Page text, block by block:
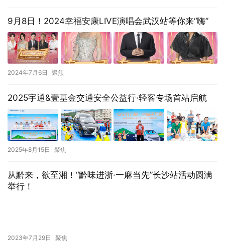
9月8日！2024幸福安康LIVE演唱会武汉站等你来“嗨”
2024年7月6日 聚焦
2025宇通&壹基金交通安全公益行·轻客专场首站启航
2025年8月15日 聚焦
从黔来，欲至湘！“黔味进浙·一麻当先”长沙站活动圆满
举行！
2023年7月29日 聚焦